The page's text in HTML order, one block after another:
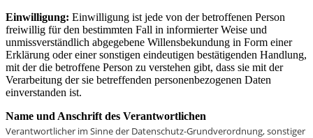
Einwilligung: Einwilligung ist jede von der betroffenen Person
freiwillig für den bestimmten Fall in informierter Weise und
unmissverständlich abgegebene Willensbekundung in Form einer
Erklärung oder einer sonstigen eindeutigen bestätigenden Handlung,
mit der die betroffene Person zu verstehen gibt, dass sie mit der
Verarbeitung der sie betreffenden personenbezogenen Daten
einverstanden ist.
Name und Anschrift des Verantwortlichen
Verantwortlicher im Sinne der Datenschutz-Grundverordnung, sonstiger